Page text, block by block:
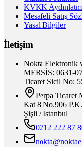
KVKK
Mesafeli Satış
Yasal Bilgiler
İletişim
Nokta Elektronik
MERSİS: 0631-
Ticaret Sicil No:
Perpa Ticaret
Kat 8 No.906
Şişli / İstanbul
0212 222 87